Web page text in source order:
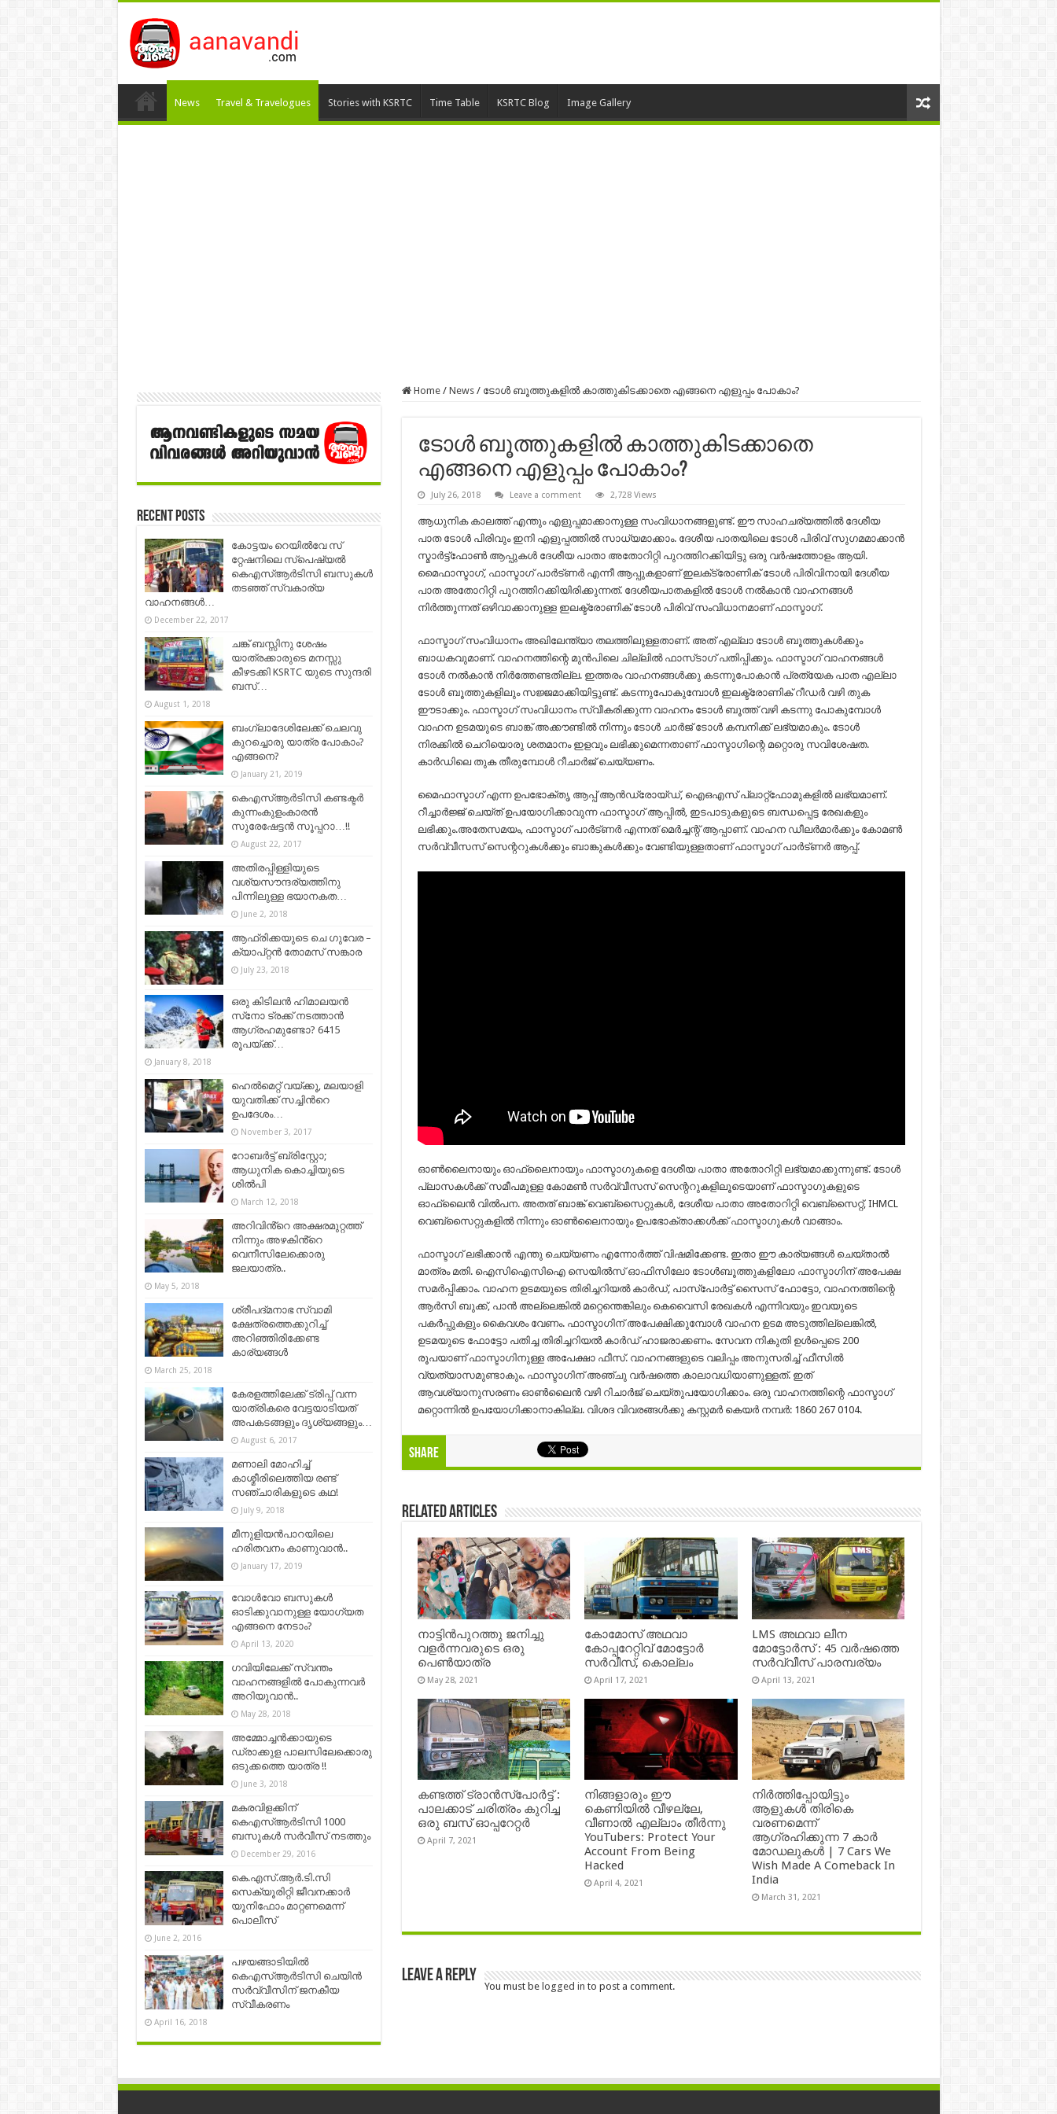
News Travel & Travelogues Stories with KSRTC Time Table KSRTC Blog Image Gallery
Home / News / ടോള്‍ ബൂത്തുകളില്‍ കാത്തുകിടക്കാതെ എങ്ങനെ എളുപ്പം പോകാം?
ടോള്‍ ബൂത്തുകളില്‍ കാത്തുകിടക്കാതെ
എങ്ങനെ എളുപ്പം പോകാം?
July 26, 2018 Leave a comment 2,728 Views
ആധുനിക കാലത്ത് എന്തും എളുപ്പമാക്കാനുള്ള സംവിധാനങ്ങളുണ്ട്. ഈ സാഹചര്യത്തില്‍ ദേശീയ
പാത ടോള്‍ പിരിവും ഇനി എളുപ്പത്തില്‍ സാധ്യമാക്കാം. ദേശീയ പാതയിലെ ടോള്‍ പിരിവ് സുഗമമാക്കാന്‍
സ്മാര്‍ട്ട്ഫോണ്‍ ആപ്പുകള്‍ ദേശീയ പാതാ അതോറിറ്റി പുറത്തിറക്കിയിട്ടു ഒരു വര്‍ഷത്തോളം ആയി.
മൈഫാസ്ടാഗ്, ഫാസ്ടാഗ് പാര്‍ട്ണര്‍ എന്നീ ആപ്പുകളാണ് ഇലക്‌ട്രോണിക് ടോള്‍ പിരിവിനായി ദേശീയ
പാത അതോറിറ്റി പുറത്തിറക്കിയിരിക്കുന്നത്. ദേശീയപാതകളിൽ ടോൾ നൽകാൻ വാഹനങ്ങൾ
നിർത്തുന്നത് ഒഴിവാക്കാനുള്ള ഇലക്ട്രോണിക് ടോൾ പിരിവ് സംവിധാനമാണ് ഫാസ്ടാഗ്.
ഫാസ്ടാഗ് സംവിധാനം അഖിലേന്ത്യാ തലത്തിലുള്ളതാണ്. അത് എല്ലാ ടോൾ ബൂത്തുകൾക്കും
ബാധകവുമാണ്. വാഹനത്തിന്റെ മുൻപിലെ ചില്ലിൽ ഫാസ്‌ടാഗ് പതിപ്പിക്കും. ഫാസ്ടാഗ് വാഹനങ്ങൾ
ടോൾ നൽകാൻ നിർത്തേണ്ടതില്ല. ഇത്തരം വാഹനങ്ങൾക്കു കടന്നുപോകാൻ പ്രത്യേക പാത എല്ലാ
ടോള്‍ ബൂത്തുകളിലും സജ്ജമാക്കിയിട്ടുണ്ട്. കടന്നുപോകുമ്പോൾ ഇലക്ട്രോണിക് റീഡർ വഴി തുക
ഈടാക്കും. ഫാസ്ടാഗ് സംവിധാനം സ്വീകരിക്കുന്ന വാഹനം ടോൾ ബൂത്ത് വഴി കടന്നു പോകുമ്പോൾ
വാഹന ഉടമയുടെ ബാങ്ക് അക്കൗണ്ടിൽ നിന്നും ടോൾ ചാർജ് ടോൾ കമ്പനിക്ക് ലഭ്യമാകും. ടോൾ
നിരക്കിൽ ചെറിയൊരു ശതമാനം ഇളവും ലഭിക്കുമെന്നതാണ് ഫാസ്ടാഗിന്റെ മറ്റൊരു സവിശേഷത.
കാര്‍ഡിലെ തുക തീരുമ്പോൾ റീചാർജ് ചെയ്യണം.
മൈഫാസ്ടാഗ് എന്ന ഉപഭോക്തൃ ആപ്പ് ആന്‍ഡ്രോയ്ഡ്, ഐഒഎസ് പ്ലാറ്റ്ഫോമുകളില്‍ ലഭ്യമാണ്.
റീച്ചാര്‍ജ്ജ് ചെയ്ത് ഉപയോഗിക്കാവുന്ന ഫാസ്ടാഗ് ആപ്പില്‍, ഇടപാടുകളുടെ ബന്ധപ്പെട്ട രേഖകളും
ലഭിക്കും.അതേസമയം, ഫാസ്ടാഗ് പാര്‍ട്ണര്‍ എന്നത് മെര്‍ച്ചന്റ് ആപ്പാണ്. വാഹന ഡീലര്‍മാര്‍ക്കും കോമണ്‍
സര്‍വ്വീസസ് സെന്ററുകള്‍ക്കും ബാങ്കുകള്‍ക്കും വേണ്ടിയുള്ളതാണ് ഫാസ്ടാഗ് പാര്‍ട്ണര്‍ ആപ്പ്.
ഓണ്‍ലൈനായും ഓഫ്‌ലൈനായും ഫാസ്ടാഗുകളെ ദേശീയ പാതാ അതോറിറ്റി ലഭ്യമാക്കുന്നുണ്ട്. ടോള്‍
പ്ലാസകള്‍ക്ക് സമീപമുള്ള കോമണ്‍ സര്‍വ്വീസസ് സെന്ററുകളിലൂടെയാണ് ഫാസ്ടാഗുകളുടെ
ഓഫ്‌ലൈന്‍ വില്‍പന. അതത് ബാങ്ക് വെബ്‌സൈറ്റുകള്‍, ദേശീയ പാതാ അതോറിറ്റി വെബ്‌സൈറ്റ്, IHMCL
വെബ്‌സൈറ്റുകളില്‍ നിന്നും ഓണ്‍ലൈനായും ഉപഭോക്താക്കള്‍ക്ക് ഫാസ്ടാഗുകള്‍ വാങ്ങാം.
ഫാസ്ടാഗ് ലഭിക്കാൻ എന്തു ചെയ്യണം എന്നോര്‍ത്ത് വിഷമിക്കേണ്ട. ഇതാ ഈ കാര്യങ്ങള്‍ ചെയ്‌താല്‍
മാത്രം മതി. ഐസിഐസിഐ സെയിൽസ് ഓഫിസിലോ ടോൾബൂത്തുകളിലോ ഫാസ്ടാഗിന് അപേക്ഷ
സമർപ്പിക്കാം. വാഹന ഉടമയുടെ തിരിച്ചറിയൽ കാർഡ്, പാസ്പോർട്ട് സൈസ് ഫോട്ടോ, വാഹനത്തിന്റെ
ആർസി ബുക്ക്, പാൻ അല്ലെങ്കിൽ മറ്റെന്തെങ്കിലും കെവൈസി രേഖകൾ എന്നിവയും ഇവയുടെ
പകർപ്പുകളും കൈവശം വേണം. ഫാസ്ടാഗിന് അപേക്ഷിക്കുമ്പോൾ വാഹന ഉടമ അടുത്തില്ലെങ്കിൽ,
ഉടമയുടെ ഫോട്ടോ പതിച്ച തിരിച്ചറിയൽ കാർഡ് ഹാജരാക്കണം. സേവന നികുതി ഉൾപ്പെടെ 200
രൂപ‌യാണ് ഫാസ്ടാഗിനുള്ള അപേക്ഷാ ഫീസ്. വാഹനങ്ങളുടെ വലിപ്പം അനുസരിച്ച് ഫീസിൽ
വ്യത്യാസമുണ്ടാകും. ഫാസ്ടാഗിന് അഞ്ചു വർഷത്തെ കാലാവധിയാണുള്ളത്. ഇത്
ആവശ്യാനുസരണം ഓൺലൈൻ വഴി റിചാർജ് ചെയ്തുപയോഗിക്കാം. ഒരു വാഹനത്തിന്റെ ഫാസ്ടാഗ്
മറ്റൊന്നിൽ ഉപയോഗിക്കാനാകില്ല. വിശദ വിവരങ്ങൾക്കു കസ്റ്റമർ കെയർ നമ്പർ: 1860 267 0104.
Share
Related Articles
നാട്ടിൻപുറത്തു ജനിച്ചു
വളർന്നവരുടെ ഒരു
പെൺയാത്ര
May 28, 2021
കോമോസ് അഥവാ
കോപ്പറേറ്റിവ് മോട്ടോര്‍
സര്‍വീസ്, കൊല്ലം
April 17, 2021
LMS അഥവാ ലീന
മോട്ടോർസ് : 45 വർഷത്തെ
സർവ്വീസ് പാരമ്പര്യം
April 13, 2021
കണ്ടത്ത് ട്രാൻസ്‌പോർട്ട് :
പാലക്കാട് ചരിത്രം കുറിച്ച
ഒരു ബസ് ഓപ്പറേറ്റർ
April 7, 2021
നിങ്ങളാരും ഈ
കെണിയിൽ വീഴല്ലേ,
വീണാൽ എല്ലാം തീർന്നു
YouTubers: Protect Your
Account From Being
Hacked
April 4, 2021
നിർത്തിപ്പോയിട്ടും
ആളുകൾ തിരികെ
വരണമെന്ന്
ആഗ്രഹിക്കുന്ന 7 കാർ
മോഡലുകൾ | 7 Cars We
Wish Made A Comeback In
India
March 31, 2021
Leave a Reply
You must be logged in to post a comment.
Recent Posts
കോട്ടയം റെയിൽവേ സ്​
റ്റേഷനിലെ സ്​പെഷ്യൽ
കെഎസ്​ആർടിസി ബസുകൾ
തടഞ്ഞ്​ സ്വകാര്യ
വാഹനങ്ങൾ…
December 22, 2017
ചങ്ക് ബസ്സിനു ശേഷം
യാത്രക്കാരുടെ മനസ്സു
കീഴടക്കി KSRTC യുടെ സുന്ദരി
ബസ്…
August 1, 2018
ബംഗ്ലാദേശിലേക്ക് ചെലവു
കുറച്ചൊരു യാത്ര പോകാം?
എങ്ങനെ?
January 21, 2019
കെഎസ്ആര്‍ടിസി കണ്ടക്ടര്‍
കുന്നംകുളംകാരൻ
സുരേഷേട്ടന്‍ സൂപ്പറാ…!!
August 22, 2017
അതിരപ്പിള്ളിയുടെ
വശ്യസൗന്ദര്യത്തിനു
പിന്നിലുള്ള ഭയാനകത…
June 2, 2018
ആഫ്രിക്കയുടെ ചെ ഗുവേര –
ക്യാപ്റ്റൻ തോമസ് സങ്കാര
July 23, 2018
ഒരു കിടിലന്‍ ഹിമാലയന്‍
സ്‌നോ ട്രക്ക് നടത്താന്‍
ആഗ്രഹമുണ്ടോ? 6415
രൂപയ്ക്ക്…
January 8, 2018
ഹെൽമെറ്റ് വയ്ക്കൂ, മലയാളി
യുവതിക്ക് സച്ചിന്‍റെ
ഉപദേശം…
November 3, 2017
റോബര്‍ട്ട് ബ്രിസ്റ്റോ;
ആധുനിക കൊച്ചിയുടെ
ശില്‍പി
March 12, 2018
അറിവിൻ്റെ അക്ഷരമുറ്റത്ത്
നിന്നും അഴകിൻ്റെ
വെനീസിലേക്കൊരു
ജലയാത്ര..
May 5, 2018
ശ്രീപദ്മനാഭ സ്വാമി
ക്ഷേത്രത്തെക്കുറിച്ച്
അറിഞ്ഞിരിക്കേണ്ട
കാര്യങ്ങൾ
March 25, 2018
കേരളത്തിലേക്ക് ട്രിപ്പ് വന്ന
യാത്രികരെ വേട്ടയാടിയത്
അപകടങ്ങളും ദൃശ്യങ്ങളും…
August 6, 2017
മണാലി മോഹിച്ച്
കാശ്മീരിലെത്തിയ രണ്ട്
സഞ്ചാരികളുടെ കഥ!
July 9, 2018
മീനുളിയൻപാറയിലെ
ഹരിതവനം കാണുവാൻ..
January 17, 2019
വോൾവോ ബസുകൾ
ഓടിക്കുവാനുള്ള യോഗ്യത
എങ്ങനെ നേടാം?
April 13, 2020
ഗവിയിലേക്ക് സ്വന്തം
വാഹനങ്ങളിൽ പോകുന്നവർ
അറിയുവാൻ..
May 28, 2018
അമ്മോച്ചൻക്കായുടെ
ഡ്രാക്കുള പാലസിലേക്കൊരു
ഒടുക്കത്തെ യാത്ര !!
June 3, 2018
മകരവിളക്കിന്
കെഎസ്ആർടിസി 1000
ബസുകൾ സർവീസ് നടത്തും
December 29, 2016
കെ.എസ്.ആര്‍.ടി.സി
സെക്യൂരിറ്റി ജീവനക്കാര്‍
യൂനിഫോം മാറ്റണമെന്ന്
പൊലീസ്
June 2, 2016
പഴയങ്ങാടിയിൽ
കെഎസ്ആര്‍ടിസി ചെയിന്‍
സര്‍വ്വീസിന് ജനകീയ
സ്വീകരണം
April 16, 2018